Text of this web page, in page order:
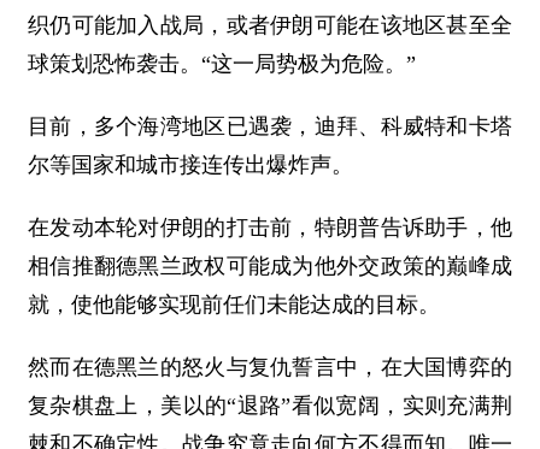
织仍可能加入战局，或者伊朗可能在该地区甚至全
球策划恐怖袭击。“这一局势极为危险。”
目前，多个海湾地区已遇袭，迪拜、科威特和卡塔
尔等国家和城市接连传出爆炸声。
在发动本轮对伊朗的打击前，特朗普告诉助手，他
相信推翻德黑兰政权可能成为他外交政策的巅峰成
就，使他能够实现前任们未能达成的目标。
然而在德黑兰的怒火与复仇誓言中，在大国博弈的
复杂棋盘上，美以的“退路”看似宽阔，实则充满荆
棘和不确定性。战争究竟走向何方不得而知。唯一